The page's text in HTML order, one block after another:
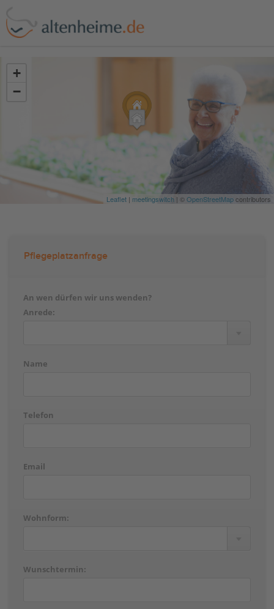
+
−
Leaflet | meetingswitch | ©OpenStreetMapcontributors
Pflegeplatzanfrage
An wen dürfen wir uns wenden?
Anrede:
Name
Telefon
Email
Wohnform:
Wunschtermin: